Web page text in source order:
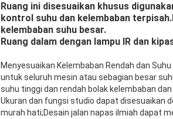
Ruang ini disesuaikan khusus
kontrol suhu dan kelembaban
kelembaban suhu besar.
Ruang dalam dengan lampu IR dan
Menyesuaikan Kelembaban Rendah dan
untuk seluruh mesin atau sebagian besar
suhu tinggi dan rendah bolak kelembaban dan
Ukuran dan fungsi studio dapat disesuaikan
murah hati;Desain jalan napas ilmiah dapat